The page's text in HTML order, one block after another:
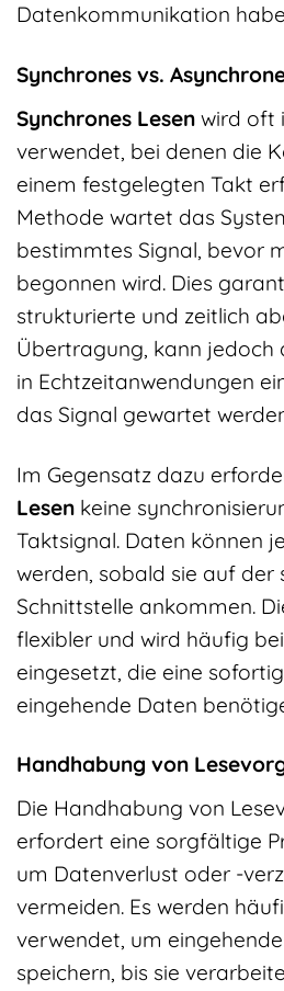
Datenkommunikation
Synchrones vs.
Synchrones Lesen wird oft
verwendet, bei denen die
einem festgelegten Takt
Methode wartet das
bestimmtes Signal, bevor
begonnen wird. Dies
strukturierte und zeitlich
Übertragung, kann jedoch
in Echtzeitanwendungen
das Signal gewartet
Im Gegensatz dazu
Lesen keine
Taktsignal. Daten können
werden, sobald sie auf der
Schnittstelle ankommen.
flexibler und wird häufig
eingesetzt, die eine
eingehende Daten
Handhabung von
Die Handhabung von
erfordert eine sorgfältige
um Datenverlust oder -
vermeiden. Es werden
verwendet, um
speichern, bis sie